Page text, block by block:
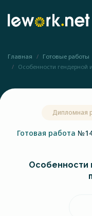
Главная Готовые работы
Особенности гендерной
Дипломная
Готовая работа
Особенности